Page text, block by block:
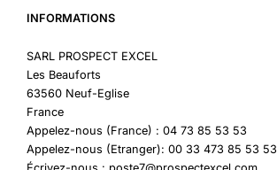
INFORMATIONS
SARL PROSPECT EXCEL
Les Beauforts
63560 Neuf-Eglise
France
Appelez-nous (France) : 04 73 85 53 53
Appelez-nous (Etranger): 00 33 473 85 53 53